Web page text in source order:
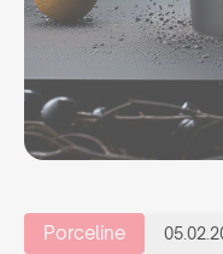
Porceline